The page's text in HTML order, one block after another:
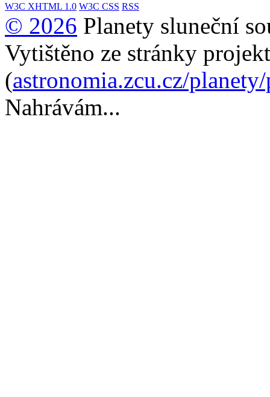
W3C XHTML 1.0 W3C CSS RSS
© 2026 Planety sluneční
Vytištěno ze stránky
(astronomia.zcu.cz/
Nahrávám...